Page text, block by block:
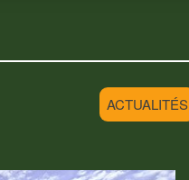
ACTUALITÉS